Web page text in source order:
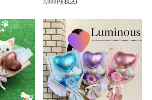
3,000円(税込)